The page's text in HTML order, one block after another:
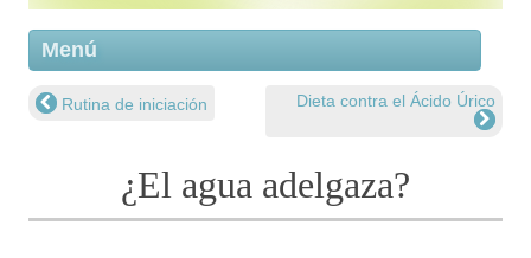
Menú
Navegación de entradas
Rutina de iniciación Dieta contra el Ácido Úrico
¿El agua adelgaza?